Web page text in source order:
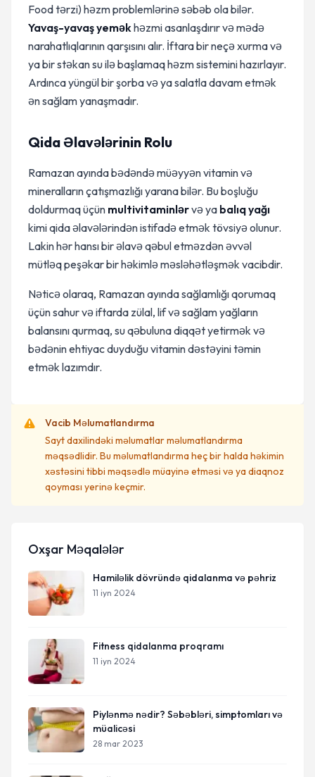
Food tərzi) həzm problemlərinə səbəb ola bilər.
Yavaş-yavaş yeməkhəzmi asanlaşdırır və mədə
narahatlıqlarının qarşısını alır. İftara bir neçə xurma və
ya bir stəkan su ilə başlamaq həzm sistemini hazırlayır.
Ardınca yüngül bir şorba və ya salatla davam etmək
ən sağlam yanaşmadır.
Qida Əlavələrinin Rolu
Ramazan ayında bədəndə müəyyən vitamin və
mineralların çatışmazlığı yarana bilər. Bu boşluğu
doldurmaq üçün multivitaminlərvə ya balıq yağı
kimi qida əlavələrindən istifadə etmək tövsiyə olunur.
Lakin hər hansı bir əlavə qəbul etməzdən əvvəl
mütləq peşəkar bir həkimlə məsləhətləşmək vacibdir.
Nəticə olaraq, Ramazan ayında sağlamlığı qorumaq
üçün sahur və iftarda zülal, lif və sağlam yağların
balansını qurmaq, su qəbuluna diqqət yetirmək və
bədənin ehtiyac duyduğu vitamin dəstəyini təmin
etmək lazımdır.
Vacib Məlumatlandırma
Sayt daxilindəki məlumatlar məlumatlandırma
məqsədlidir. Bu məlumatlandırma heç bir halda həkimin
xəstəsini tibbi məqsədlə müayinə etməsi və ya diaqnoz
qoyması yerinə keçmir.
Oxşar Məqalələr
Hamiləlik dövründə qidalanma və pəhriz
11 iyn 2024
Fitness qidalanma proqramı
11 iyn 2024
Piylənmə nədir? Səbəbləri, simptomları və
müalicəsi
28 mar 2023